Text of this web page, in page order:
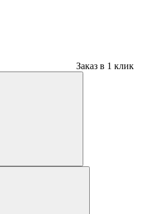
Заказ в 1 клик